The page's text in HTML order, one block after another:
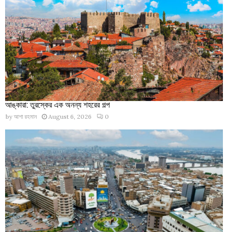
আঙ্কারা: তুরস্কের এক অনন্য শহরের গল্প
by আশা রহমান August 6, 2026 0